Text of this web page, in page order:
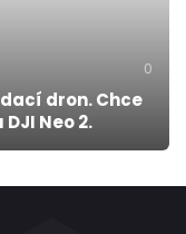
0
dron. Chce
Neo 2.